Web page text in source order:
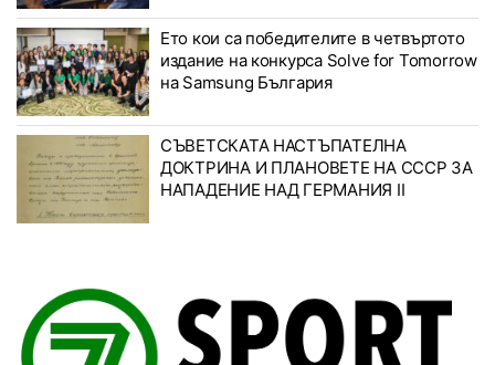
Ето кои са победителите в четвъртото
издание на конкурса Solve for Tomorrow
на Samsung България
СЪВЕТСКАТА НАСТЪПАТЕЛНА
ДОКТРИНА И ПЛАНОВЕТЕ НА СССР ЗА
НАПАДЕНИЕ НАД ГЕРМАНИЯ II